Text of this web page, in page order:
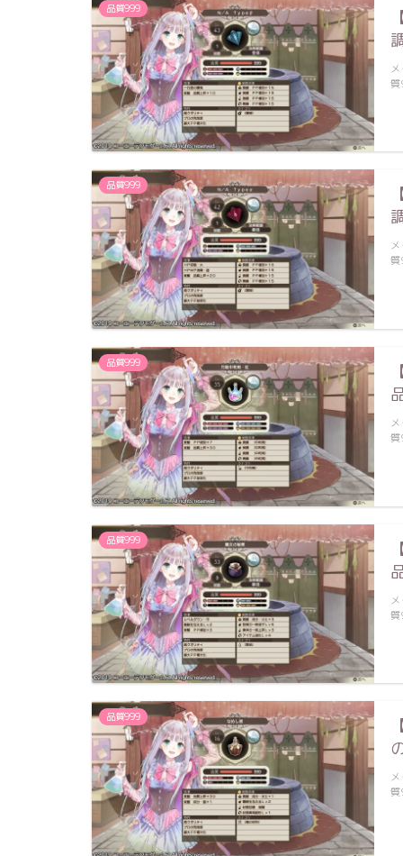
品質999
品質999
品質999
品質999
品質999